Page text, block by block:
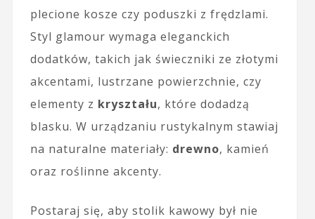
plecione kosze czy poduszki z frędzlami.
Styl glamour wymaga eleganckich
dodatków, takich jak świeczniki ze złotymi
akcentami, lustrzane powierzchnie, czy
elementy z kryształu, które dodadzą
blasku. W urządzaniu rustykalnym stawiaj
na naturalne materiały: drewno, kamień
oraz roślinne akcenty.
Postaraj się, aby stolik kawowy był nie